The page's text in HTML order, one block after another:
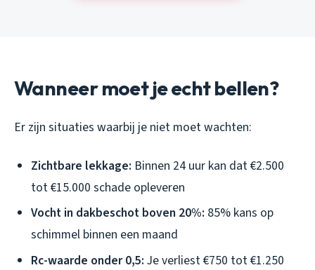
Wanneer moet je echt bellen?
Er zijn situaties waarbij je niet moet wachten:
Zichtbare lekkage: Binnen 24 uur kan dat €2.500
tot €15.000 schade opleveren
Vocht in dakbeschot boven 20%: 85% kans op
schimmel binnen een maand
Rc-waarde onder 0,5: Je verliest €750 tot €1.250